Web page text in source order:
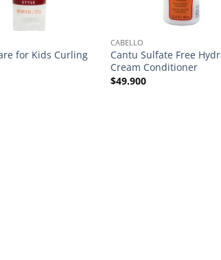
for Kids Curling
CABELLO
Cantu Sulfate Free
Cream Conditioner
$49.900